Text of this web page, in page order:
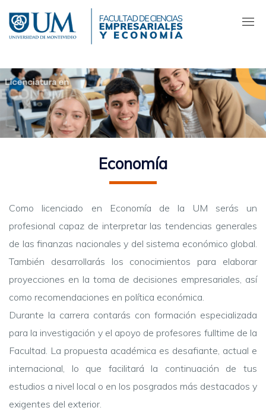
contenido
principal
Economía
Como licenciado en Economía de la UM serás un
profesional capaz de interpretar las tendencias generales
de las finanzas nacionales y del sistema económico global.
También desarrollarás los conocimientos para elaborar
proyecciones en la toma de decisiones empresariales, así
como recomendaciones en política económica.
Durante la carrera contarás con formación especializada
para la investigación y el apoyo de profesores fulltime de la
Facultad. La propuesta académica es desafiante, actual e
internacional, lo que facilitará la continuación de tus
estudios a nivel local o en los posgrados más destacados y
exigentes del exterior.